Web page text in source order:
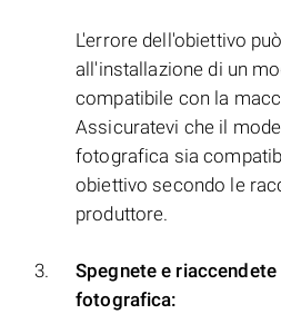
L'errore dell'obiettivo
all'installazione di un
compatibile con la
Assicuratevi che il
fotografica sia
obiettivo secondo le
produttore.
Spegnete e
fotografica: